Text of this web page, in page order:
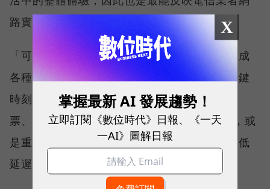
路實力、最難取得的獎項。
「可靠性體驗」衡量的是使用者是否能順利完成
各種數位應用，因此，考驗的是網路服務在關鍵
時刻不中斷的能力。例如，搶購熱門演唱會門
票、秒殺限量商品、超商結帳掃描 QR Code，或
是重要的線上會議，都需要網路能即時回應、低
延遲且持續運作。
X
掌握最新 AI 發展趨勢！
立即訂閱《數位時代》日報、《一天
一AI》圖解日報